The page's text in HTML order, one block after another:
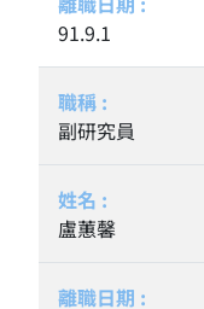
91.9.1
副研究員
盧蕙馨